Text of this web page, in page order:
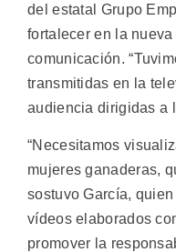
del estatal Grupo
fortalecer en la
comunicación.
transmitidas en la
audiencia dirigidas a
“Necesitamos
mujeres ganaderas,
sostuvo García,
vídeos elaborados
promover la